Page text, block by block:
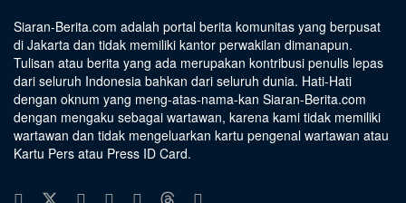
Siaran-Berita.com adalah portal berita komunitas yang berpusat
di Jakarta dan tidak memiliki kantor perwakilan dimanapun.
Tulisan atau berita yang ada merupakan kontribusi penulis lepas
dari seluruh Indonesia bahkan dari seluruh dunia. Hati-Hati
dengan oknum yang meng-atas-nama-kan Siaran-Berita.com
dengan mengaku sebagai wartawan, karena kami tidak memiliki
wartawan dan tidak mengeluarkan kartu pengenal wartawan atau
Kartu Pers atau Press ID Card.